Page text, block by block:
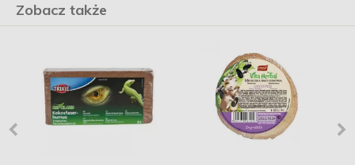
Zobacz także